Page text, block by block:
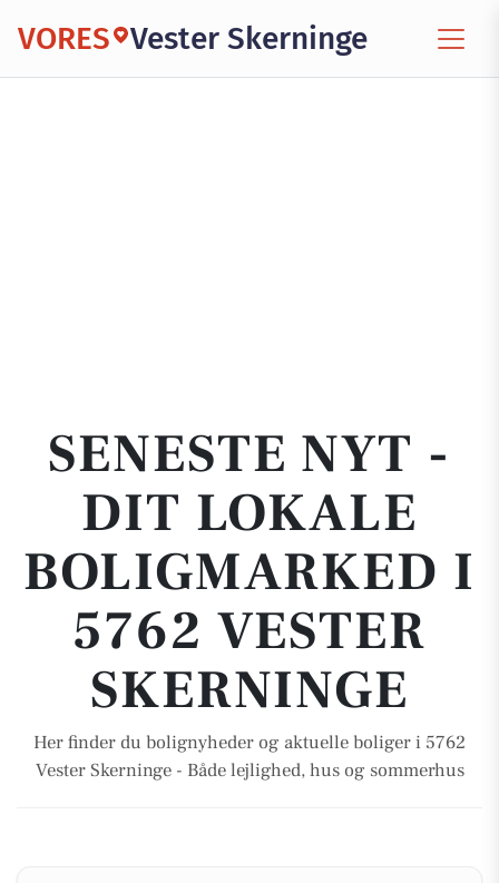
VORES Vester Skerninge
SENESTE NYT -
DIT LOKALE
BOLIGMARKED I
5762 VESTER
SKERNINGE
Her finder du bolignyheder og aktuelle boliger i 5762
Vester Skerninge - Både lejlighed, hus og sommerhus